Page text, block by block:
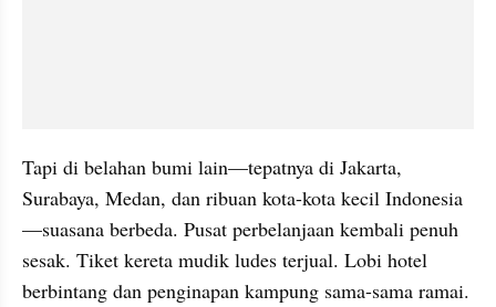
Tapi di belahan bumi lain—tepatnya di Jakarta,
Surabaya, Medan, dan ribuan kota-kota kecil Indonesia
—suasana berbeda. Pusat perbelanjaan kembali penuh
sesak. Tiket kereta mudik ludes terjual. Lobi hotel
berbintang dan penginapan kampung sama-sama ramai.